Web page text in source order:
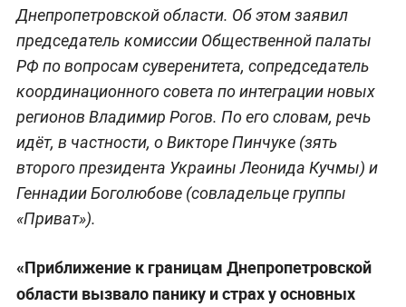
Днепропетровской области. Об этом заявил
председатель комиссии Общественной палаты
РФ по вопросам суверенитета, сопредседатель
координационного совета по интеграции новых
регионов Владимир Рогов. По его словам, речь
идёт, в частности, о Викторе Пинчуке (зять
второго президента Украины Леонида Кучмы) и
Геннадии Боголюбове (совладельце группы
«Приват»).
«Приближение к границам Днепропетровской
области вызвало панику и страх у основных